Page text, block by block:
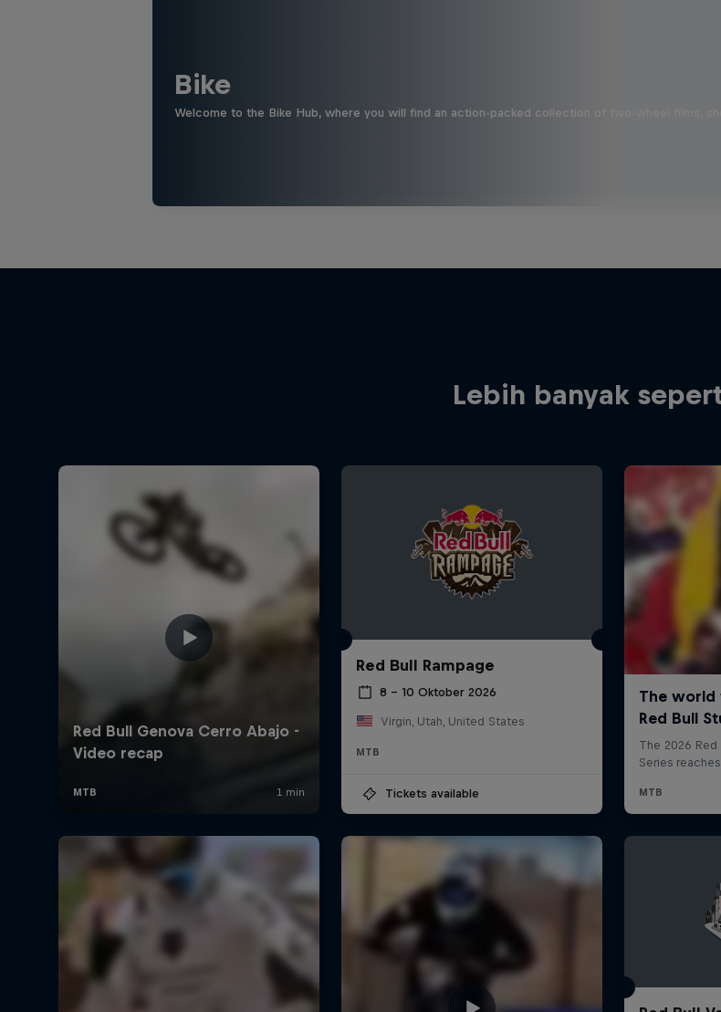
Bike
Welcome to the Bike Hub, where you will find an action-packed collection of two-wheel films,
Lebih banyak
Red Bull Rampage
8 – 10 Oktober 2026
Virgin, Utah, United States
MTB
Tickets available